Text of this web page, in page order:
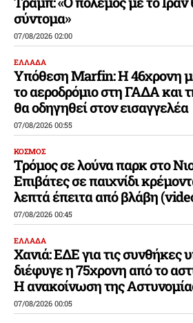
σύντομα»
07/08/2026 02:00
ΕΛΛΑΔΑ
Υπόθεση Marfin: Η 46χρονη
το αεροδρόμιο στη ΓΑΔΑ και
θα οδηγηθεί στον εισαγγελέα
07/08/2026 00:55
ΚΟΣΜΟΣ
Τρόμος σε λούνα παρκ στο
Επιβάτες σε παιχνίδι
λεπτά έπειτα από βλάβη
07/08/2026 00:45
ΕΛΛΑΔΑ
Χανιά: ΕΔΕ για τις συνθήκες
διέφυγε η 75χρονη από το
Η ανακοίνωση της
07/08/2026 00:05